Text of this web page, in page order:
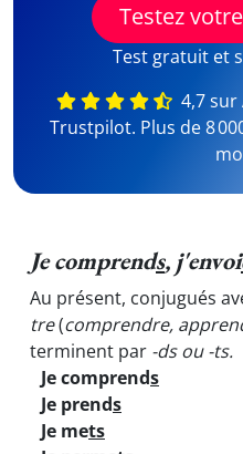
Testez
Test gratuit et
4,7 sur
Trustpilot. Plus de 8
Je comprends, j'envoi
Au présent, conjugués
tre(comprendre,
terminent par -ds ou -ts.
Je comprends
Je prends
Je mets